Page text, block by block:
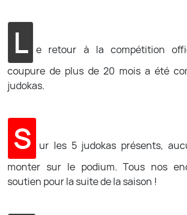
L
e retour à la compétition
coupure de plus de 20 mois a été
judokas.
S
ur les 5 judokas présents,
monter sur le podium. Tous nos
soutien pour la suite de la saison !